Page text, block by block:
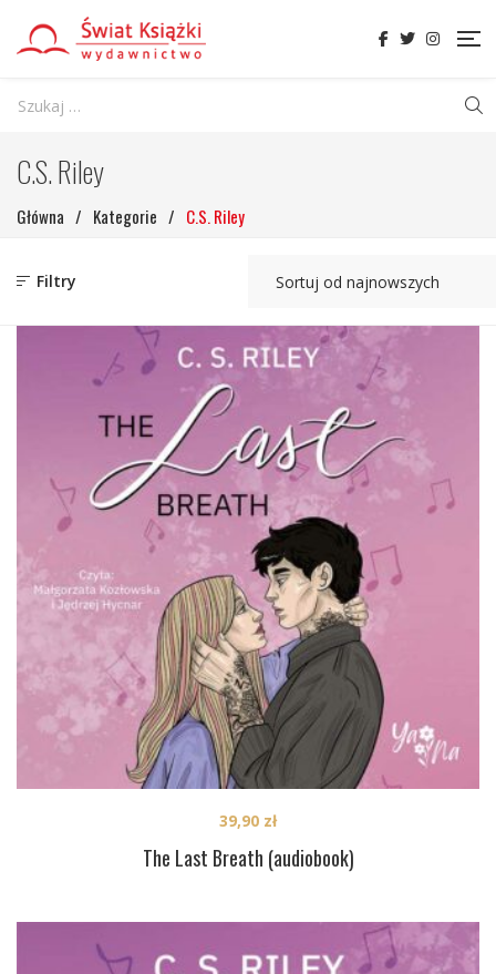
C.S. Riley
Główna / Kategorie / C.S. Riley
Filtry
The Last Breath (audiobook)
39,90 zł